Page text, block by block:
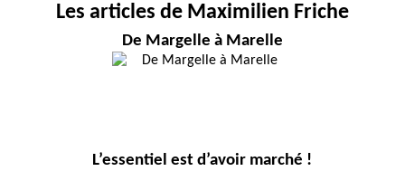
Les articles de Maximilien Friche
De Margelle à Marelle
L’essentiel est d’avoir marché !